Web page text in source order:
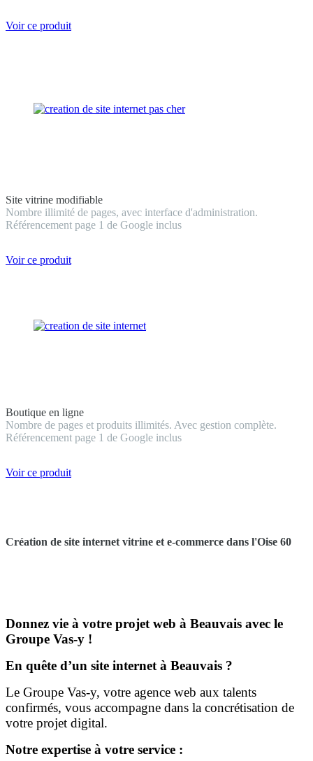
Voir ce produit
Site vitrine modifiable
Nombre illimité de pages, avec interface d'administration.
Référencement page 1 de Google inclus
Voir ce produit
Boutique en ligne
Nombre de pages et produits illimités. Avec gestion complète.
Référencement page 1 de Google inclus
Voir ce produit
Création de site internet vitrine et e-commerce dans l'Oise 60
Donnez vie à votre projet web à Beauvais avec le
Groupe Vas-y !
En quête d’un site internet à Beauvais ?
Le Groupe Vas-y, votre agence web aux talents
confirmés, vous accompagne dans la concrétisation de
votre projet digital.
Notre expertise à votre service :